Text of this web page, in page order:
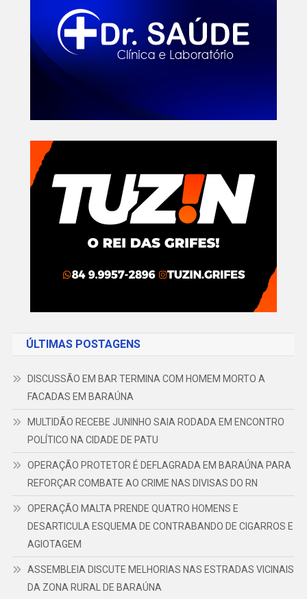
ÚLTIMAS POSTAGENS
DISCUSSÃO EM BAR TERMINA COM HOMEM MORTO A
FACADAS EM BARAÚNA
MULTIDÃO RECEBE JUNINHO SAIA RODADA EM ENCONTRO
POLÍTICO NA CIDADE DE PATU
OPERAÇÃO PROTETOR É DEFLAGRADA EM BARAÚNA PARA
REFORÇAR COMBATE AO CRIME NAS DIVISAS DO RN
OPERAÇÃO MALTA PRENDE QUATRO HOMENS E
DESARTICULA ESQUEMA DE CONTRABANDO DE CIGARROS E
AGIOTAGEM
ASSEMBLEIA DISCUTE MELHORIAS NAS ESTRADAS VICINAIS
DA ZONA RURAL DE BARAÚNA